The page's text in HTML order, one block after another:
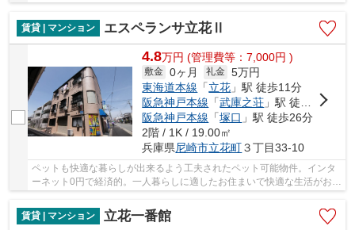
賃貸 | マンション
エスペランサ立花Ⅱ
4.8万円 (管理費等：7,000円 )
敷金 0ヶ月 礼金 5万円
東海道本線 「立花 」駅 徒歩11分
阪急神戸本線 「武庫之荘 」駅 徒歩25分
阪急神戸本線 「塚口 」駅 徒歩26分
2階 / 1K / 19.00㎡
兵庫県尼崎市立花町３丁目33-10
ペットも快適な暮らしが出来るよう工夫されたペット可能物件。インタ
ーネット0円で経済的。一人暮らしに適したお住まいで快適な生活がおく
れます。料理好きにオススメのキッチンにコン...
賃貸 | マンション
立花一番館